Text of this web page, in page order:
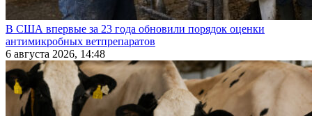
В США впервые за 23 года обновили порядок оценки
антимикробных ветпрепаратов
6 августа 2026, 14:48